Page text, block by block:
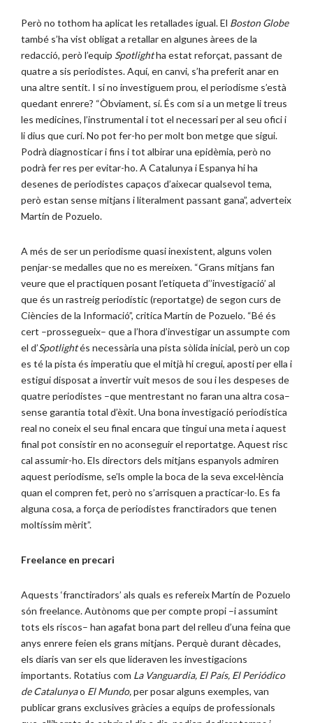
Però no tothom ha aplicat les retallades igual. El Boston Globe
també s’ha vist obligat a retallar en algunes àrees de la
redacció, però l’equip Spotlightha estat reforçat, passant de
quatre a sis periodistes. Aquí, en canvi, s’ha preferit anar en
una altre sentit. I si no investiguem prou, el periodisme s’està
quedant enrere? “Òbviament, sí. És com si a un metge li treus
les medicines, l’instrumental i tot el necessari per al seu ofici i
li dius que curi. No pot fer-ho per molt bon metge que sigui.
Podrà diagnosticar i fins i tot albirar una epidèmia, però no
podrà fer res per evitar-ho. A Catalunya i Espanya hi ha
desenes de periodistes capaços d’aixecar qualsevol tema,
però estan sense mitjans i literalment passant gana”, adverteix
Martín de Pozuelo.
A més de ser un periodisme quasi inexistent, alguns volen
penjar-se medalles que no es mereixen. “Grans mitjans fan
veure que el practiquen posant l’etiqueta d’’investigació’ al
que és un rastreig periodístic (reportatge) de segon curs de
Ciències de la Informació”, critica Martín de Pozuelo. “Bé és
cert –prossegueix– que a l’hora d’investigar un assumpte com
el d’Spotlightés necessària una pista sòlida inicial, però un cop
es té la pista és imperatiu que el mitjà hi cregui, aposti per ella i
estigui disposat a invertir vuit mesos de sou i les despeses de
quatre periodistes –que mentrestant no faran una altra cosa–
sense garantia total d’èxit. Una bona investigació periodística
real no coneix el seu final encara que tingui una meta i aquest
final pot consistir en no aconseguir el reportatge. Aquest risc
cal assumir-ho. Els directors dels mitjans espanyols admiren
aquest periodisme, se’ls omple la boca de la seva excel·lència
quan el compren fet, però no s’arrisquen a practicar-lo. Es fa
alguna cosa, a força de periodistes franctiradors que tenen
moltíssim mèrit”.
Freelance en precari
Aquests ‘franctiradors’ als quals es refereix Martín de Pozuelo
són freelance. Autònoms que per compte propi –i assumint
tots els riscos– han agafat bona part del relleu d’una feina que
anys enrere feien els grans mitjans. Perquè durant dècades,
els diaris van ser els que lideraven les investigacions
importants. Rotatius com La Vanguardia, El País, El Periódico
de Catalunyao El Mundo,per posar alguns exemples, van
publicar grans exclusives gràcies a equips de professionals